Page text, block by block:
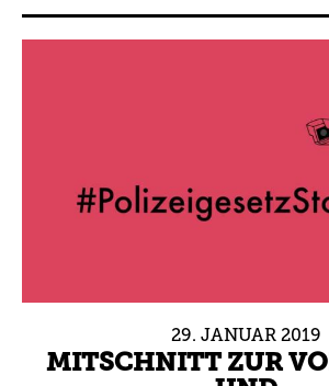
29. JANUAR 2019
MITSCHNITT ZUR